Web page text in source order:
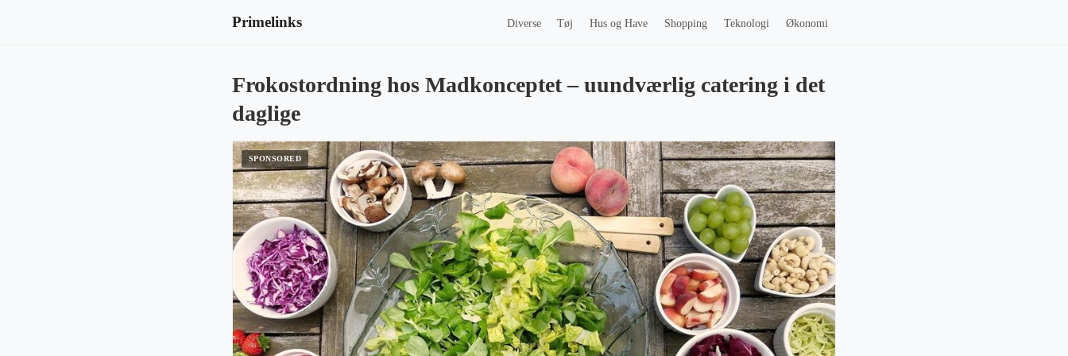
Primelinks Diverse Tøj Hus og Have Shopping Teknologi Økonomi
Frokostordning hos Madkonceptet – uundværlig catering i det
daglige